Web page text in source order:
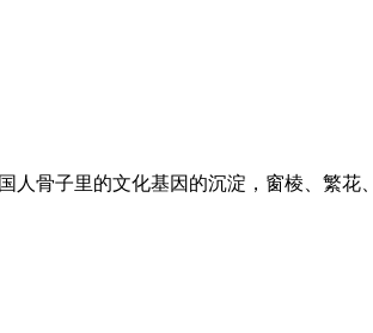
骨子里的文化基因的沉淀，窗棱、繁花